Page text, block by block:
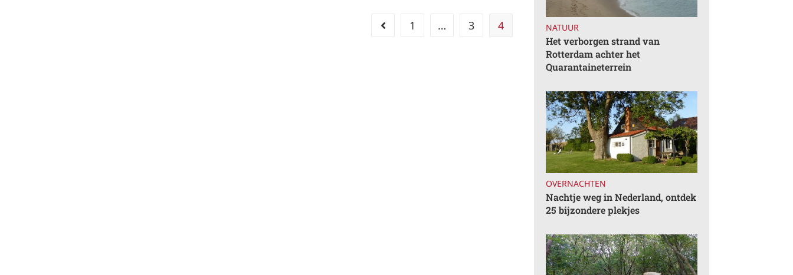
1 … 3 4 NATUUR
Het verborgen strand van
Rotterdam achter het
Quarantaineterrein
OVERNACHTEN
Nachtje weg in Nederland, ontdek
25 bijzondere plekjes